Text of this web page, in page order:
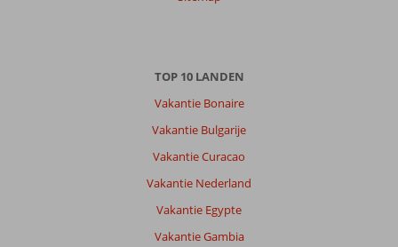
TOP 10 LANDEN
Vakantie Bonaire
Vakantie Bulgarije
Vakantie Curacao
Vakantie Nederland
Vakantie Egypte
Vakantie Gambia